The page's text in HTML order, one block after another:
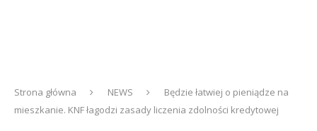
Strona główna NEWS
Będzie łatwiej o pieniądze na
mieszkanie. KNF łagodzi zasady liczenia zdolności kredytowej